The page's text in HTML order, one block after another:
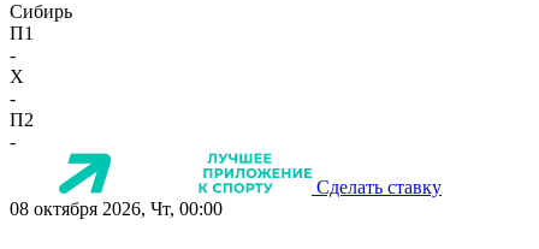
Сибирь
П1
-
X
-
П2
-
Сделать ставку
08 октября 2026, Чт, 00:00